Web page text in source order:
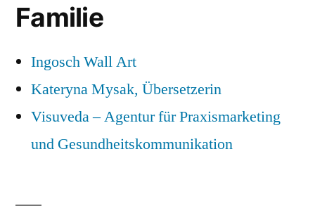
Familie
Ingosch Wall Art
Kateryna Mysak, Übersetzerin
Visuveda – Agentur für Praxismarketing
und Gesundheitskommunikation